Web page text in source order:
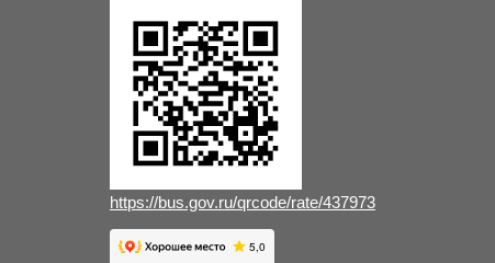
https://bus.gov.ru/qrcode/rate/437973